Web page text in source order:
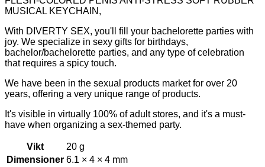
MUSICAL KEYCHAIN,
With DIVERTY SEX, you'll fill your bachelorette parties with
joy. We specialize in sexy gifts for birthdays,
bachelor/bachelorette parties, and any type of celebration
that requires a spicy touch.
We have been in the sexual products market for over 20
years, offering a very unique range of products.
It's visible in virtually 100% of adult stores, and it's a must-
have when organizing a sex-themed party.
Vikt
20 g
Dimensioner 6.1 × 4 × 4 mm